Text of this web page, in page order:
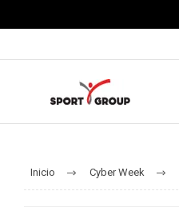
Inicio Cyber Week